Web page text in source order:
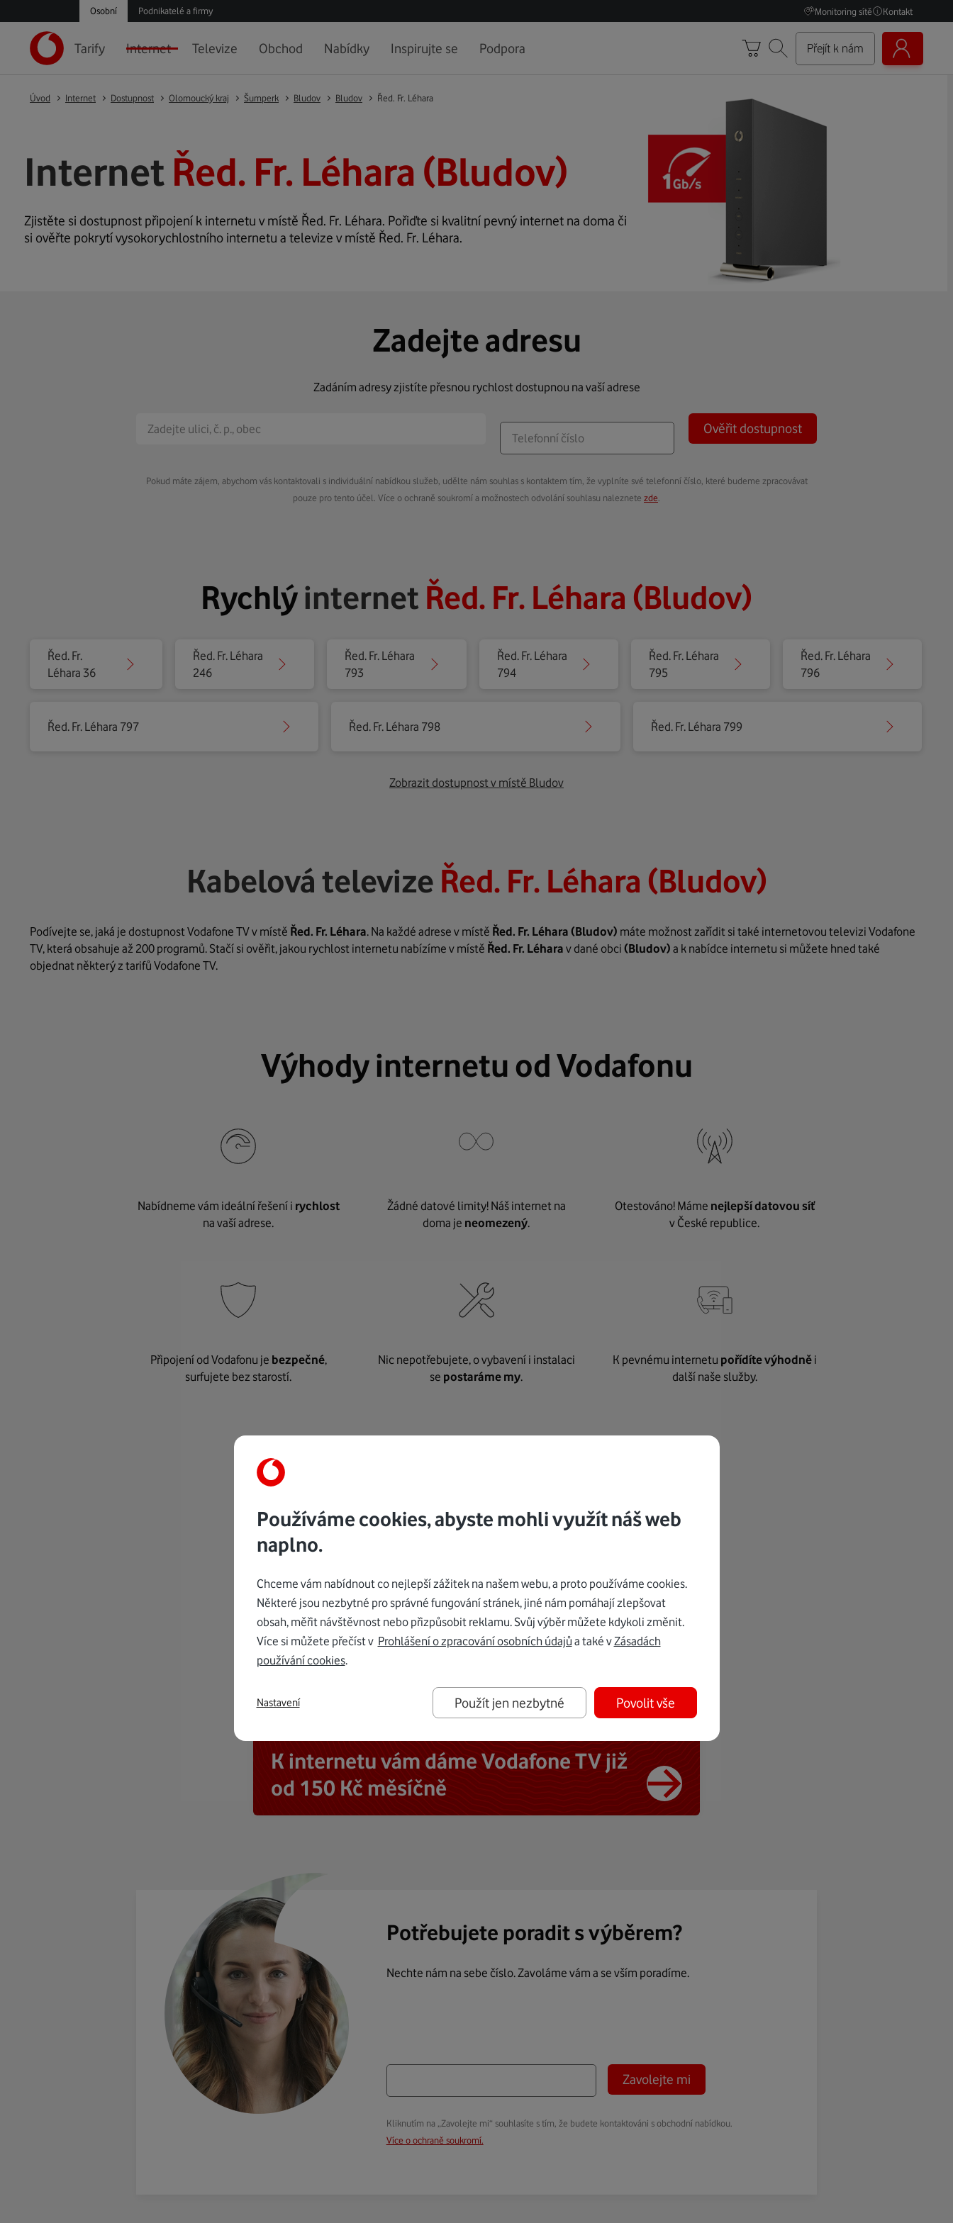
Osobní Podnikatelé a firmy Monitoring sítě Kontakt
Tarify Internet Televize Obchod Nabídky Inspirujte se Podpora Přejít k nám
Úvod Internet Dostupnost Olomoucký kraj Šumperk Bludov Bludov Řed. Fr. Léhara
Internet Řed. Fr. Léhara (Bludov)
Zjistěte si dostupnost připojení k internetu v místě Řed. Fr. Léhara. Pořiďte si kvalitní pevný internet na doma či
si ověřte pokrytí vysokorychlostního internetu a televize v místě Řed. Fr. Léhara.
Zadejte adresu
Zadáním adresy zjistíte přesnou rychlost dostupnou na vaší adrese
Ověřit dostupnost
Pokud máte zájem, abychom vás kontaktovali s individuální nabídkou služeb, udělte nám souhlas s kontaktem tím, že vyplníte své telefonní číslo, které budeme zpracovávat
pouze pro tento účel. Více o ochraně soukromí a možnostech odvolání souhlasu naleznete zde
Rychlýinternet Řed. Fr. Léhara (Bludov)
Řed. Fr.
Léhara 36
Řed. Fr. Léhara
246
Řed. Fr. Léhara
793
Řed. Fr. Léhara
794
Řed. Fr. Léhara
795
Řed. Fr. Léhara
796
Řed. Fr. Léhara 797 Řed. Fr. Léhara 798 Řed. Fr. Léhara 799
Zobrazit dostupnost v místě Bludov
Kabelová televize Řed. Fr. Léhara (Bludov)
Podívejte se, jaká je dostupnost Vodafone TV v místě Řed. Fr. Léhara. Na každé adrese v místě Řed. Fr. Léhara (Bludov) máte možnost zařídit si také internetovou televizi Vodafone
TV, která obsahuje až 200 programů. Stačí si ověřit, jakou rychlost internetu nabízíme v místě Řed. Fr. Léhara v dané obci (Bludov) a k nabídce internetu si můžete hned také
objednat některý z tarifů Vodafone TV.
Výhody internetu od Vodafonu
Nabídneme vám ideální řešení i rychlost
na vaší adrese.
Žádné datové limity! Náš internet na
doma je neomezený.
Otestováno! Máme nejlepší datovou síť
v České republice.
Připojení od Vodafonu je bezpečné,
surfujete bez starostí.
Nic nepotřebujete, o vybavení i instalaci
se postaráme my.
K pevnému internetu pořídíte výhodněi
další naše služby.
K internetu vám dáme Vodafone TV již
od 150 Kč měsíčně
Potřebujete poradit s výběrem?
Nechte nám na sebe číslo. Zavoláme vám a se vším poradíme.
Zavolejte mi
Kliknutím na „Zavolejte mi“ souhlasíte s tím, že budete kontaktováni s obchodní nabídkou.
Více o ochraně soukromí.
Používáme cookies, abyste mohli využít náš web
naplno.
Chceme vám nabídnout co nejlepší zážitek na našem webu, a proto používáme cookies.
Některé jsou nezbytné pro správné fungování stránek, jiné nám pomáhají zlepšovat
obsah, měřit návštěvnost nebo přizpůsobit reklamu. Svůj výběr můžete kdykoli změnit.
Více si můžete přečíst v Prohlášení o zpracování osobních údajů a také vZásadách
používání cookies.
Použít jen nezbytné Povolit vše
Nastavení